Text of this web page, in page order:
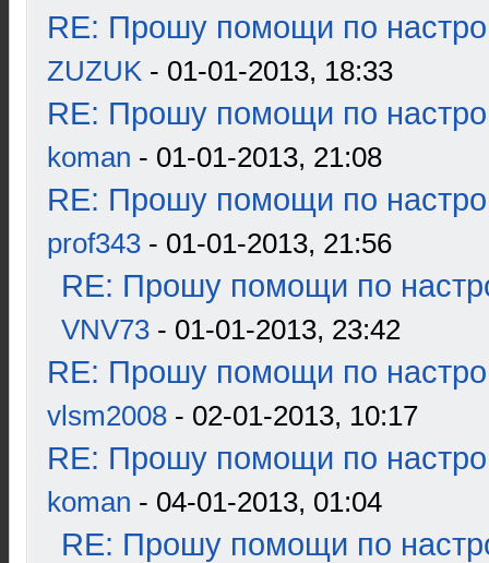
RE: Прошу помощи по
ZUZUK - 01-01-2013, 18:33
RE: Прошу помощи по
koman - 01-01-2013, 21:08
RE: Прошу помощи по
prof343 - 01-01-2013, 21:56
RE: Прошу помощи по
VNV73 - 01-01-2013, 23:42
RE: Прошу помощи по
vlsm2008 - 02-01-2013, 10:17
RE: Прошу помощи по
koman - 04-01-2013, 01:04
RE: Прошу помощи по